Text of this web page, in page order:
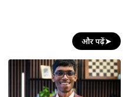
और पढ़ें➤